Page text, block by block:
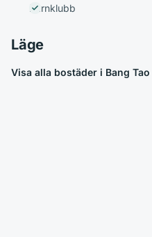
Barnklubb
Läge
Visa alla bostäder i Bang Tao